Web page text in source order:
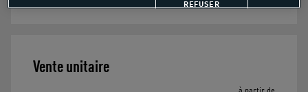
Vente unitaire
à partir de
REFUSER